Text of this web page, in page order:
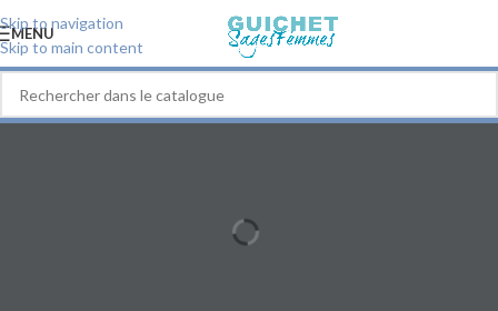
Skip to navigation
Skip to main content
MENU